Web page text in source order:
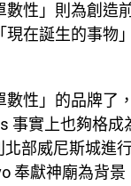
性」則為創造
在誕生的事物
性」的品牌了
事實上也夠格成
部威尼斯城進
奉獻神廟為背